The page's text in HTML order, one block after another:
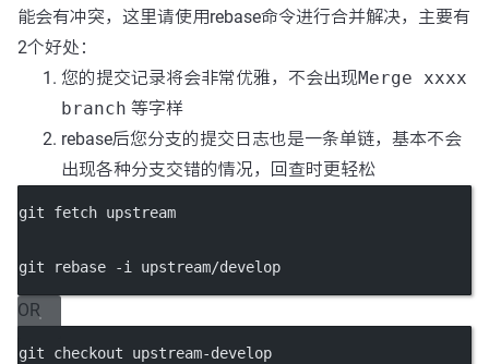
能会有冲突，这里请使用rebase命令进行合并解决，主要有
2个好处：
您的提交记录将会非常优雅，不会出现Merge xxxx
branch 等字样
rebase后您分支的提交日志也是一条单链，基本不会
出现各种分支交错的情况，回查时更轻松
git fetch upstream
git rebase -i upstream/develop
OR
git checkout upstream-develop